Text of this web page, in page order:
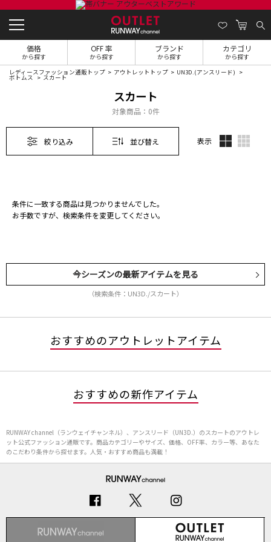
価格
から探す
OFF 率
から探す
ブランド
から探す
カテゴリ
から探す
レディースファッション通販トップ アウトレットトップ UN3D.(アンスリード)
ボトムス スカート
スカート
対象商品： 0件
絞り込み 並び替え 表示
条件に一致する商品は見つかりませんでした。
お手数ですが、検索条件を変更してください。
今シーズンの最新アイテムを見る
（検索条件：UN3D./スカート）
おすすめのアウトレットアイテム
おすすめの新作アイテム
RUNWAY channel（ランウェイチャンネル）、アンスリード（UN3D.）のスカートのアウトレ
ット公式ファッション通販です。商品カテゴリーやサイズ、価格、OFF率、カラー等、あなた
のこだわり条件から探せます。人気・おすすめ商品も満載！